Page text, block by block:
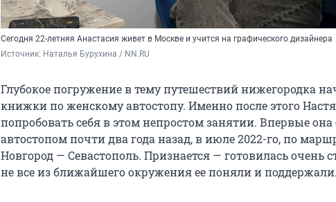
Сегодня 22-летняя Анастасия живет в Москве и учится на графического дизайнера
Источник: Наталья Бурухина / NN.RU
Глубокое погружение в тему путешествий нижегородка
книжки по женскому автостопу. Именно после этого Настя
попробовать себя в этом непростом занятии. Впервые она
автостопом почти два года назад, в июле 2022-го, по
Новгород — Севастополь. Признается — готовилась очень
не все из ближайшего окружения ее поняли и поддержали.